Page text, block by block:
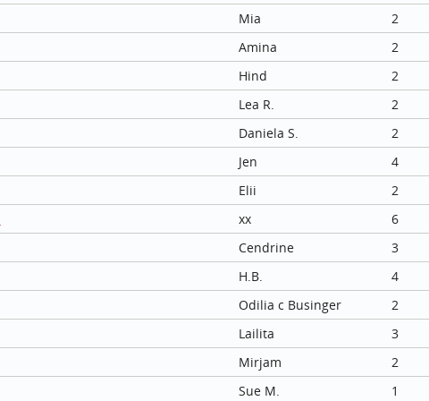
Mia 2
Amina 2
Hind 2
Lea R. 2
Daniela S. 2
Jen 4
Elii 2
xx 6
Cendrine 3
H.B. 4
Odilia c Businger 2
Lailita 3
Mirjam 2
Sue M. 1